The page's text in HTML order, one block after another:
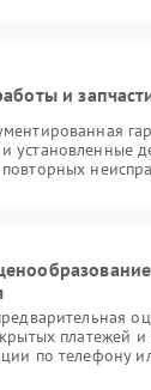
и
установленные
платежей
по телефону